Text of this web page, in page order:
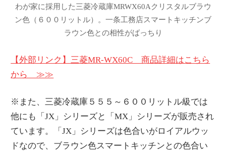
わが家に採用した三菱冷蔵庫MRWX60Aクリスタルブラウ
ン色（６００リットル）。一条工務店スマートキッチンブ
ラウン色との相性がばっちり
【外部リンク】三菱MR-WX60C 商品詳細はこちら
から ≫≫
※また、三菱冷蔵庫５５５～６００リットル級では
他にも「JX」シリーズと「MX」シリーズが販売され
ています。「JX」シリーズは色合いがロイアルウッ
ドなので、ブラウン色スマートキッチンとの色合い